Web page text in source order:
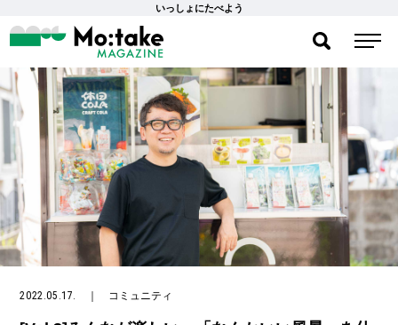
いっしょにたべよう
2022.05.17. コミュニティ